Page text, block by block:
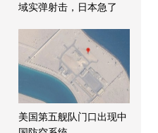
域实弹射击，日本急了
美国第五舰队门口出现中